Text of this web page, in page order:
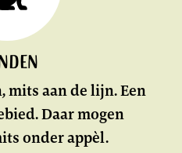
mits aan de lijn. Een
Daar mogen
onder appèl.